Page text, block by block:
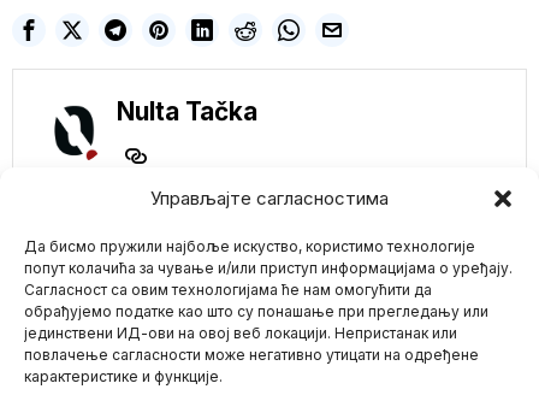
Управљајте сагласностима
Да бисмо пружили најбоље искуство, користимо технологије
попут колачића за чување и/или приступ информацијама о уређају.
Сагласност са овим технологијама ће нам омогућити да
обрађујемо податке као што су понашање при прегледању или
јединствени ИД-ови на овој веб локацији. Непристанак или
повлачење сагласности може негативно утицати на одређене
карактеристике и функције.
Nulta Tačka
Mario zna Youtube
PUKAO IM PLAN-
POLOVINA KAFIĆA I
RESTORANA U
PARIZU ODBIJA DA
TRAŽI KOVID PASOŠ
PRENOSI ROJTERS
Iako to ne biste mogli
znati gledajući istaknute